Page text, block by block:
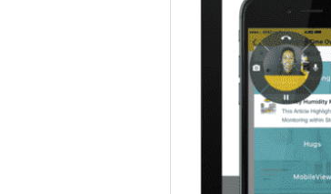
虚拟现实在海
国际奥林匹克
公司与CA
近2,000卢比
荷兰企业有云
Adobe将Data-
ico调查显示
得到隐私？如